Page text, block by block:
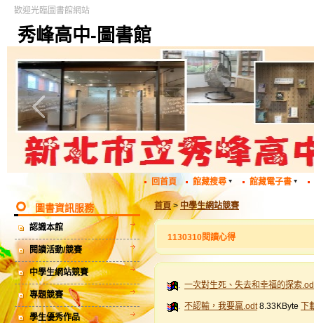
秀峰高中-圖書館
歡迎光臨圖書館網站
回首頁 館藏搜尋 館藏電子書
圖書資訊服務
認識本館
閱讀活動/競賽
中學生網站競賽
專題競賽
學生優秀作品
首頁>中學生網站競賽
1130310閱讀心得
一次對生死、失去和幸福的探索
不認輸，我要贏.odt 8.33KByte 下